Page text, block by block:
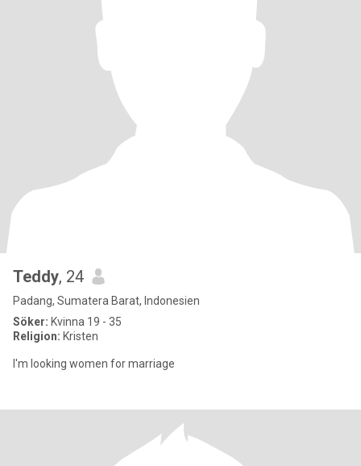
Teddy, 24
Padang, Sumatera Barat, Indonesien
Söker: Kvinna 19 - 35
Religion: Kristen
I'm looking women for marriage